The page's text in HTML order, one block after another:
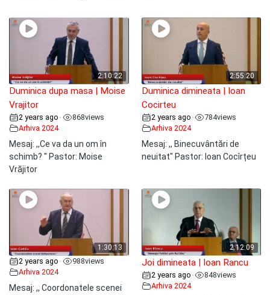
2:10:22
Duminica dupa masa | Moise
Vrajitor
2 years ago • 868views
Arhiva 2024
Mesaj: ,,Ce va da un om în
schimb? " Pastor: Moise
Vrăjitor
2:55:20
Duminica dimineata | Ioan
Cocirteu
2 years ago • 784views
Arhiva 2024
Mesaj: ,, Binecuvântări de
neuitat" Pastor: Ioan Cocîrțeu
1:30:13
2 years ago • 988views
Arhiva 2024
Mesaj: ,, Coordonatele scenei
2:12:09
Joi dimineata | Ioan Rancu
2 years ago • 848views
Arhiva 2024